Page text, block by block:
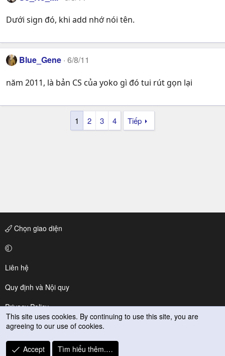
Dưới sign đó, khi add nhớ nói tên.
Blue_Gene 6/8/11
năm 2011, là bản CS của yoko gì đó tui rút gọn lại
1 2 3 4 Tiếp
Chọn giao diện
Liên hệ
Quy định và Nội quy
Privacy Policy
Trợ giúp
R
This site uses cookies. By continuing to use this site, you are
agreeing to our use of cookies.
Accept Tìm hiểu thêm.…